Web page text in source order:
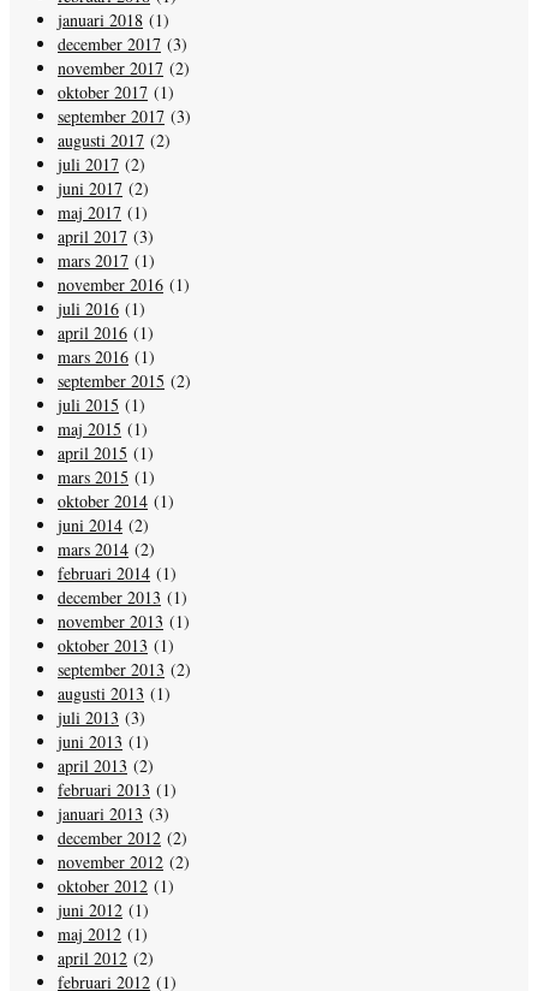
januari 2018 (1)
december 2017 (3)
november 2017 (2)
oktober 2017 (1)
september 2017 (3)
augusti 2017 (2)
juli 2017 (2)
juni 2017 (2)
maj 2017 (1)
april 2017 (3)
mars 2017 (1)
november 2016 (1)
juli 2016 (1)
april 2016 (1)
mars 2016 (1)
september 2015 (2)
juli 2015 (1)
maj 2015 (1)
april 2015 (1)
mars 2015 (1)
oktober 2014 (1)
juni 2014 (2)
mars 2014 (2)
februari 2014 (1)
december 2013 (1)
november 2013 (1)
oktober 2013 (1)
september 2013 (2)
augusti 2013 (1)
juli 2013 (3)
juni 2013 (1)
april 2013 (2)
februari 2013 (1)
januari 2013 (3)
december 2012 (2)
november 2012 (2)
oktober 2012 (1)
juni 2012 (1)
maj 2012 (1)
april 2012 (2)
februari 2012 (1)